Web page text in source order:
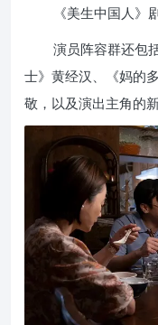
《美生中国人》
演员阵容群还包
士》黄经汉、《妈的
敬，以及演出主角的